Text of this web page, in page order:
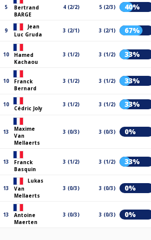
5
Bertrand
BARGE
4 (2/2) 5 (2/3) 40%
9
Jean
Luc Gruda
3 (2/1) 3 (2/1) 67%
10
Hamed
Kachaou
3 (1/2) 3 (1/2) 33%
10
Franck
Bernard
3 (1/2) 3 (1/2) 33%
10
Cédric Joly
3 (1/2) 3 (1/2) 33%
13
Maxime
Van
Mellaerts
3 (0/3) 3 (0/3) 0%
13
Franck
Basquin
3 (1/2) 3 (1/2) 33%
13
Lukas
Van
Mellaerts
3 (0/3) 3 (0/3) 0%
13
Antoine
Maerten
3 (0/3) 3 (0/3) 0%